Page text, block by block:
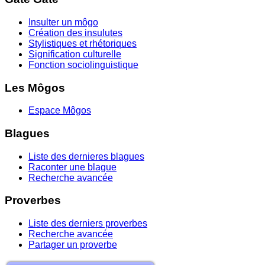
Insulter un môgo
Création des insulutes
Stylistiques et rhétoriques
Signification culturelle
Fonction sociolinguistique
Les Môgos
Espace Môgos
Blagues
Liste des dernieres blagues
Raconter une blague
Recherche avancée
Proverbes
Liste des derniers proverbes
Recherche avancée
Partager un proverbe